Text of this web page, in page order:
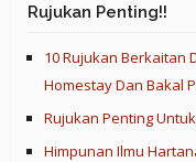
Rujukan Penting!!
10 Rujukan Berkaitan
Homestay Dan Bakal
Rujukan Penting
Himpunan Ilmu